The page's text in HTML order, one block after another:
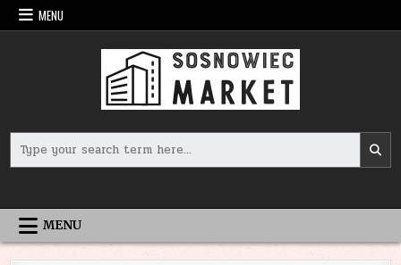
Skip
to
MENU
for:
MENU